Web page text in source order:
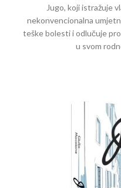
Jugo, koji istražuje
nekonvencionalna
teške bolesti i odlučuje
u svom